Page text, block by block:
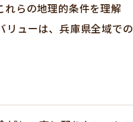
れらの地理的条件を理解
リューは、兵庫県全域での